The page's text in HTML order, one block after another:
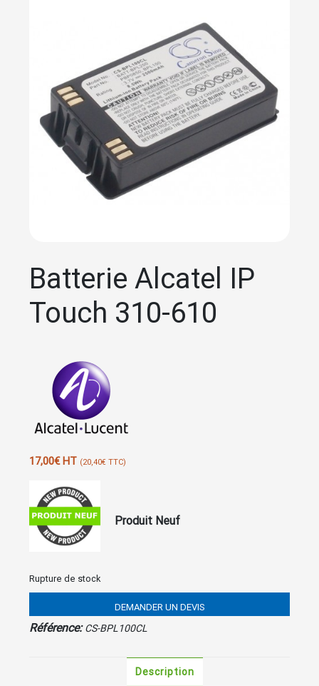
Batterie Alcatel IP
Touch 310-610
17,00€HT (20,40€ TTC)
Produit Neuf
Rupture de stock
DEMANDER UN DEVIS
Référence:CS-BPL100CL
Description